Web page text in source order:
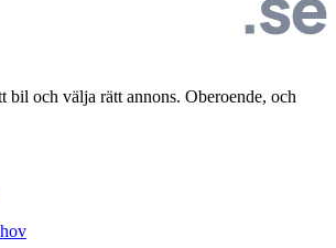
bil och välja rätt annons. Oberoende, och